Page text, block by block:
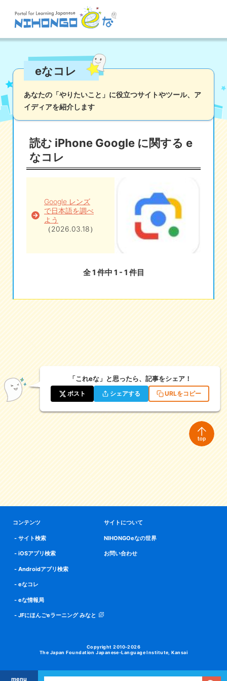
menu
読む 書く 聞く
かな
iOSアプリ検索
eなコレ
eなコレ
あなたの「やりたいこと」に役立つサイトやツール、 ア
イディアを紹介します
読む iPhone Google に関する e
なコレ
Google レンズ
で日本語を調べ
よう
（2026.03.18）
全 1 件中 1 - 1 件目
「これeな」と思ったら、記事をシェア！
ポスト シェアする URLをコピー
コンテンツ
サイト検索
iOSアプリ検索
Androidアプリ検索
eなコレ
eな情報局
JFにほんごeラーニング みなと
サイトについて
NIHONGOeなの世界
お問い合わせ
Copyright 2010-2026
The Japan Foundation Japanese-Language Institute, Kansai